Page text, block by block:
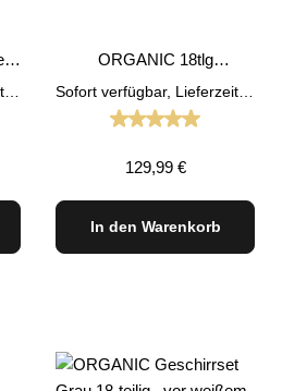
–
ORGANIC 18tlg
Durchschnittliche
Regulärer Preis:
129,99 €
In den Warenkorb